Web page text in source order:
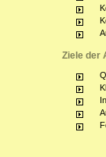
Ziele der